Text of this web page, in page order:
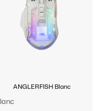
ANGLERFISH Blanc